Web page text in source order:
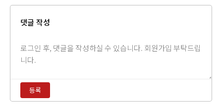
댓글 작성
력
등록